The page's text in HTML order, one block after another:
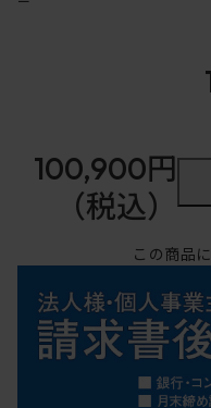
100,900円
（税込）
この商品